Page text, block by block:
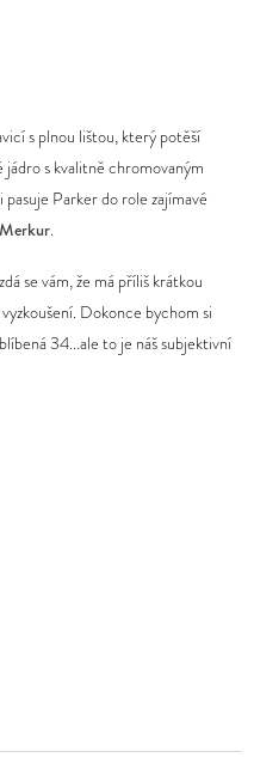
s plnou lištou, který potěší
s kvalitně chromovaným
Parker do role zajímavé
Merkur.
se vám, že má příliš krátkou
Dokonce bychom si
34...ale to je náš subjektivní